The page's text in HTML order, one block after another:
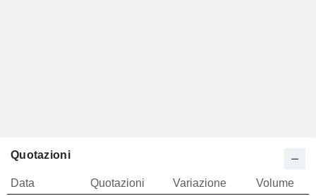
Quotazioni
Data Quotazioni Variazione
Volume